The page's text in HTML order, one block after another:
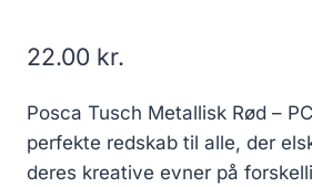
22.00 kr.
Posca Tusch Metallisk Rød –
perfekte redskab til alle, der
deres kreative evner på